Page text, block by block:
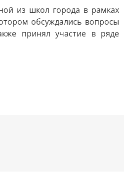
из школ города в рамках
обсуждались вопросы
принял участие в ряде